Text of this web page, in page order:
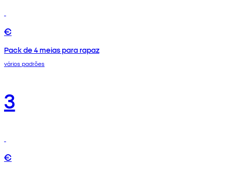
€
Pack de 4 meias para rapaz
vários padrões
3
€